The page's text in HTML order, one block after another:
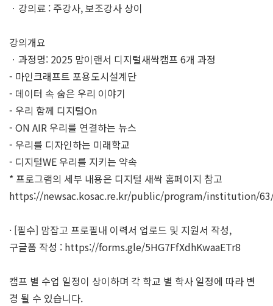
ㆍ강의료 : 주강사, 보조강사 상이
강의개요
ㆍ과정명: 2025 맘이랜서 디지털새싹캠프 6개 과정
- 마인크래프트 포용도시설계단
- 데이터 속 숨은 우리 이야기
- 우리 함께 디지털On
- ON AIR 우리를 연결하는 뉴스
- 우리를 디자인하는 미래학교
- 디지털WE 우리를 지키는 약속
* 프로그램의 세부 내용은 디지털 새싹 홈페이지 참고
https://newsac.kosac.re.kr/public/program/institution/
· [필수] 맘잡고 프로필내 이력서 업로드 및 지원서 작성,
구글폼 작성 : https://forms.gle/5HG7FfXdhKwaaETr8
캠프 별 수업 일정이 상이하며 각 학교 별 학사 일정에 따라 변
경 될 수 있습니다.